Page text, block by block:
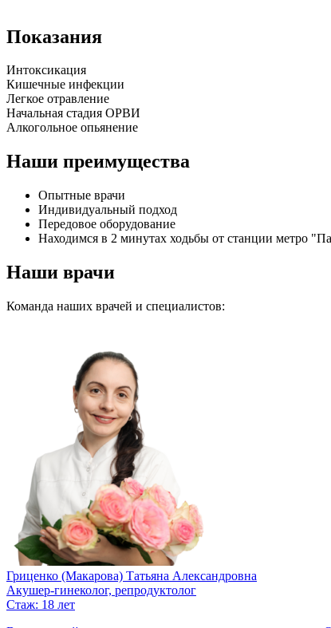
Показания
Интоксикация
Кишечные инфекции
Легкое отравление
Начальная стадия ОРВИ
Алкогольное опьянение
Наши преимущества
Опытные врачи
Индивидуальный подход
Передовое оборудование
Находимся в 2 минутах ходьбы от станции метро
Наши врачи
Команда наших врачей и специалистов:
Гриценко (Макарова) Татьяна Александровна
Акушер-гинеколог, репродуктолог
Стаж: 18 лет